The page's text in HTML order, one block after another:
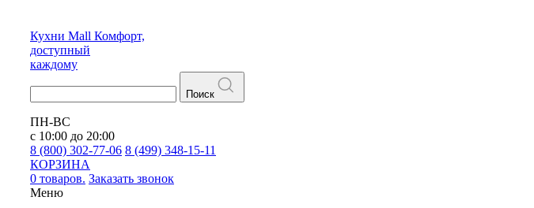
Кухни Mall Комфорт,
доступный
каждому
Поиск
ПН-ВС
с 10:00 до 20:00
8 (800) 302-77-06 8 (499) 348-15-11
КОРЗИНА
0 товаров. Заказать звонок
Меню